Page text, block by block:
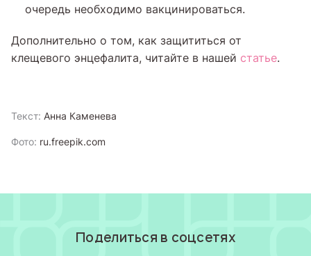
очередь необходимо вакцинироваться.
Дополнительно о том, как защититься от
клещевого энцефалита, читайте в нашей статье.
Текст: Анна Каменева
Фото: ru.freepik.com
Поделиться в соцсетях